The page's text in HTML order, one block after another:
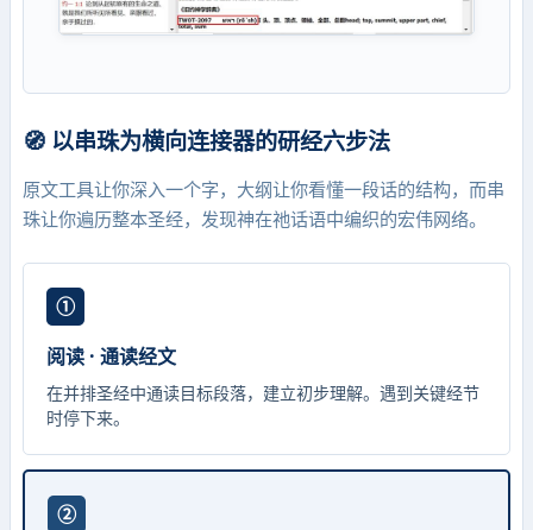
🧭 以串珠为横向连接器的研经六步法
原文工具让你深入一个字，大纲让你看懂一段话的结构，而串
珠让你遍历整本圣经，发现神在祂话语中编织的宏伟网络。
①
阅读 · 通读经文
在并排圣经中通读目标段落，建立初步理解。遇到关键经节
时停下来。
②